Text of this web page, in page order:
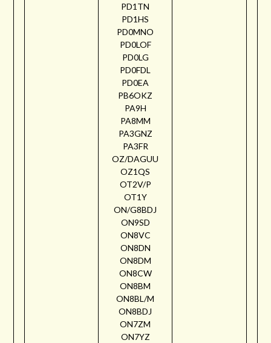
PD1TN
PD1HS
PD0MNO
PD0LOF
PD0LG
PD0FDL
PD0EA
PB6OKZ
PA9H
PA8MM
PA3GNZ
PA3FR
OZ/DAGUU
OZ1QS
OT2V/P
OT1Y
ON/G8BDJ
ON9SD
ON8VC
ON8DN
ON8DM
ON8CW
ON8BM
ON8BL/M
ON8BDJ
ON7ZM
ON7YZ